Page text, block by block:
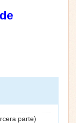
parte)